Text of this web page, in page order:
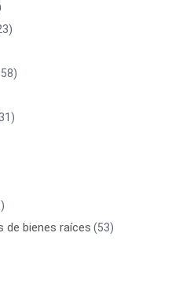
de bienes raíces (53)